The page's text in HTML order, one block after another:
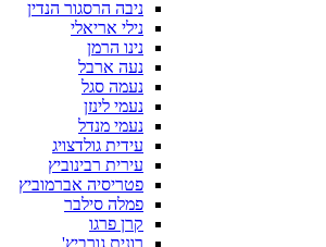
ניבה הרסגור הנדין
נילי אריאלי
נינו הרמן
נעה ארבל
נעמה סגל
נעמי לינזן
נעמי מנדל
עידית גולדצויג
עירית רבינוביץ
פטריסיה אברמוביץ
פמלה סילבר
קרן פרגו
רונית גורביץ'